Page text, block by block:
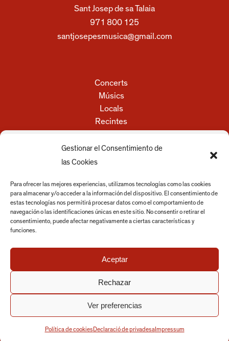
Gestionar el Consentimiento de
las Cookies
Para ofrecer las mejores experiencias, utilizamos tecnologías como las cookies
para almacenar y/o acceder a la información del dispositivo. El consentimiento de
estas tecnologías nos permitirá procesar datos como el comportamiento de
navegación o las identificaciones únicas en este sitio. No consentir o retirar el
consentimiento, puede afectar negativamente a ciertas características y
funciones.
Aceptar
Rechazar
Ver preferencias
Política de cookies Declaració de privadesa Impressum
Sant Josep de sa Talaia
971 800 125
santjosepesmusica@gmail.com
Concerts
Músics
Locals
Recintes
Empreses i serveis
Ajuntament
Avís legal
Política de privacitat